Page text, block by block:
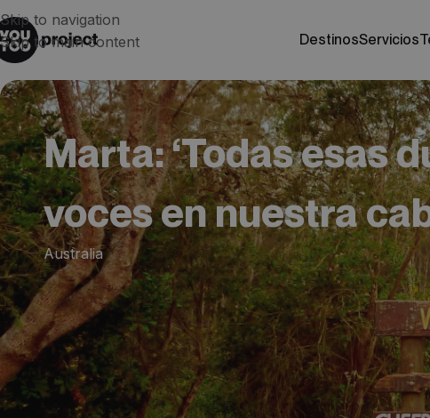
Skip to navigation
Skip to main content
destinos servicios
Marta: ‘Todas esas
voces en nuestra
Australia